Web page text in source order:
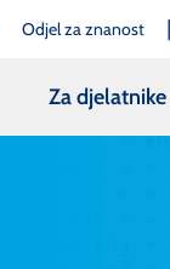
Odjel za znanost
Za djelatnike